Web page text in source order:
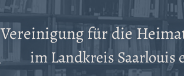
Vereinigung für die
im Landkreis Saarlouis